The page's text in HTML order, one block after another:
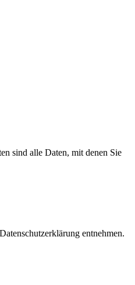
sind alle Daten, mit denen Sie
entnehmen.